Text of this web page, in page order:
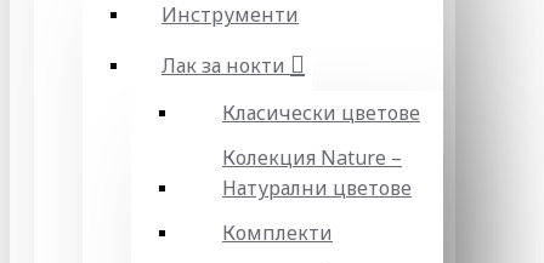
Инструменти
Лак за нокти
Класически цветове
Колекция Nature –
Натурални цветове
Комплекти